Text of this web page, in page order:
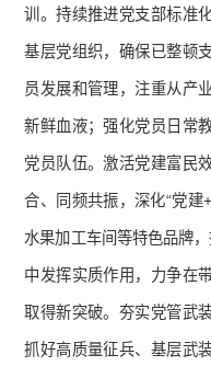
训。持续推进党支部标准
基层党组织，确保已整顿
员发展和管理，注重从产
新鲜血液；强化党员日常
党员队伍。激活党建富民
合、同频共振，深化“党建
水果加工车间等特色品牌
中发挥实质作用，力争在
取得新突破。夯实党管武
抓好高质量征兵、基层武